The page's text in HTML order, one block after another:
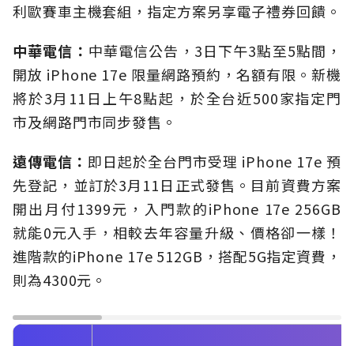
利歐賽車主機套組，指定方案另享電子禮券回饋。
中華電信： 中華電信公告，3日下午3點至5點間，
開放 iPhone 17e 限量網路預約，名額有限。新機
將於3月11日上午8點起，於全台近500家指定門
市及網路門市同步發售。
遠傳電信： 即日起於全台門市受理 iPhone 17e 預
先登記，並訂於3月11日正式發售。目前資費方案
開出月付1399元，入門款的iPhone 17e 256GB
就能0元入手，相較去年容量升級、價格卻一樣！
進階款的iPhone 17e 512GB，搭配5G指定資費，
則為4300元。